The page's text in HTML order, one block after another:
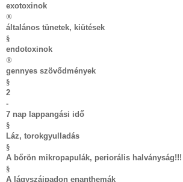
exotoxinok
®
általános tünetek, kiütések
§
endotoxinok
®
gennyes szövődmények
§
2
-
7 nap lappangási idő
§
Láz, torokgyulladás
§
A bőrön mikropapulák, periorális halványság!!!
§
A lágyszájpadon enanthemák